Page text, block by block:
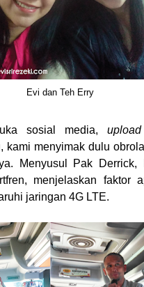
Evi dan Teh Erry
sosial media,upload
kami menyimak dulu
Menyusul Pak Derrick,
menjelaskan faktor
jaringan 4G LTE.